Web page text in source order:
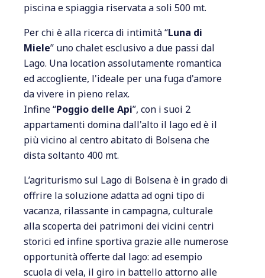
piscina e spiaggia riservata a soli 500 mt.
Per chi è alla ricerca di intimità “Luna di
Miele” uno chalet esclusivo a due passi dal
Lago. Una location assolutamente romantica
ed accogliente, l'ideale per una fuga d'amore
da vivere in pieno relax.
Infine “Poggio delle Api”, con i suoi 2
appartamenti domina dall'alto il lago ed è il
più vicino al centro abitato di Bolsena che
dista soltanto 400 mt.
L’agriturismo sul Lago di Bolsena è in grado di
offrire la soluzione adatta ad ogni tipo di
vacanza, rilassante in campagna, culturale
alla scoperta dei patrimoni dei vicini centri
storici ed infine sportiva grazie alle numerose
opportunità offerte dal lago: ad esempio
scuola di vela, il giro in battello attorno alle